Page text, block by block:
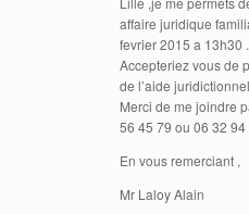
affaire juridique
fevrier 2015 a 13h30 .
Accepteriez vous de
de l’aide
Merci de me joindre
56 45 79 ou 06 32 94
En vous remerciant ,
Mr Laloy Alain